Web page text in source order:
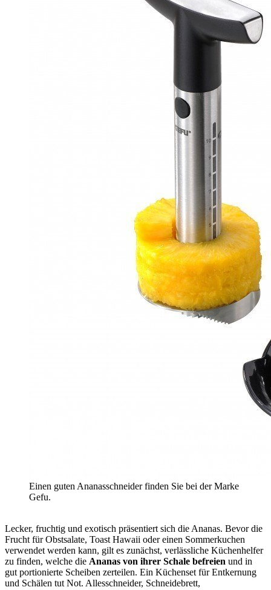
Einen guten Ananasschneider finden Sie bei der Marke
Gefu.
Lecker, fruchtig und exotisch präsentiert sich die Ananas. Bevor die
Frucht für Obstsalate, Toast Hawaii oder einen Sommerkuchen
verwendet werden kann, gilt es zunächst, verlässliche Küchenhelfer
zu finden, welche die Ananas von ihrer Schale befreien und in
gut portionierte Scheiben zerteilen. Ein Küchenset für Entkernung
und Schälen tut Not. Allesschneider, Schneidebrett,